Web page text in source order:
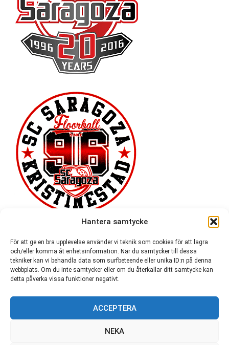
Hantera samtycke
För att ge en bra upplevelse använder vi teknik som cookies för att lagra
och/eller komma åt enhetsinformation. När du samtycker till dessa
tekniker kan vi behandla data som surfbeteende eller unika ID:n på denna
webbplats. Om du inte samtycker eller om du återkallar ditt samtycke kan
detta påverka vissa funktioner negativt.
ACCEPTERA
NEKA